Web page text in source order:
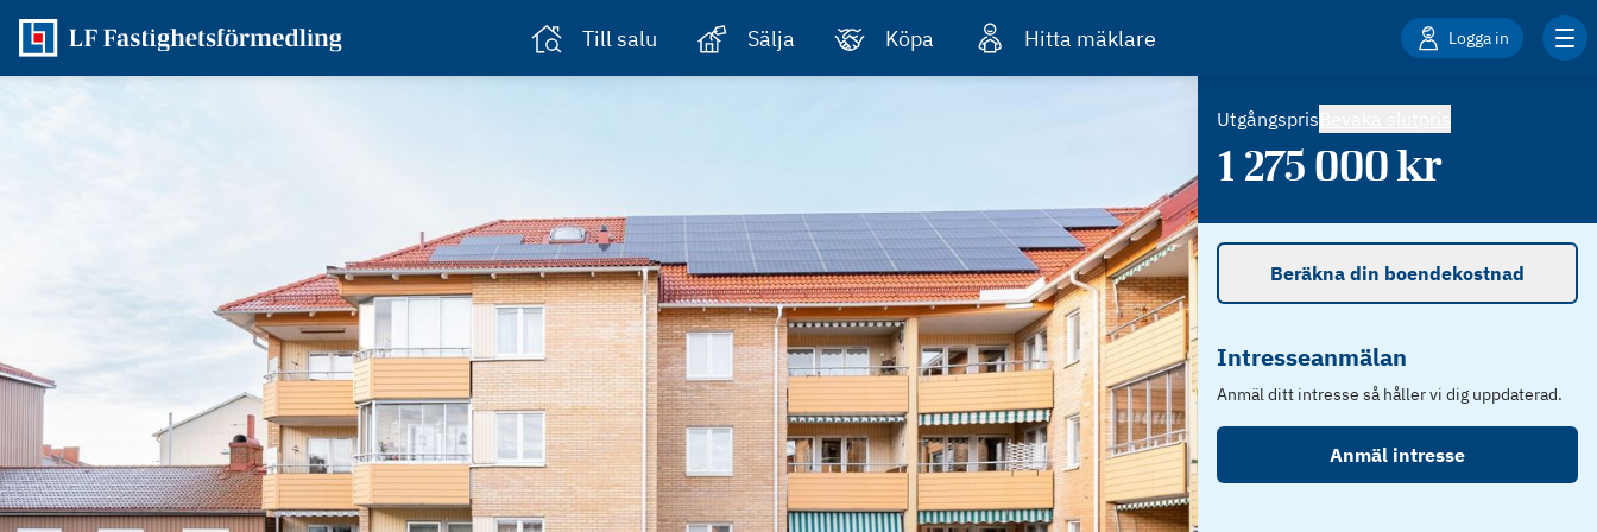
Till salu Sälja Köpa Hitta mäklare Logga in
Utgångspris
1 275 000kr
Beräkna din boendekostnad
Intresseanmälan
Anmäl ditt intresse så håller vi dig uppdaterad.
Anmäl intresse